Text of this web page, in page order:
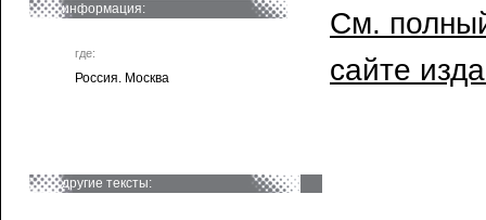
информация:
где:
Россия. Москва
См.
сайте
другие тексты: